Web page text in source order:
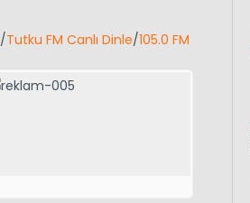
/Tutku FM Canlı Dinle/105.0 FM